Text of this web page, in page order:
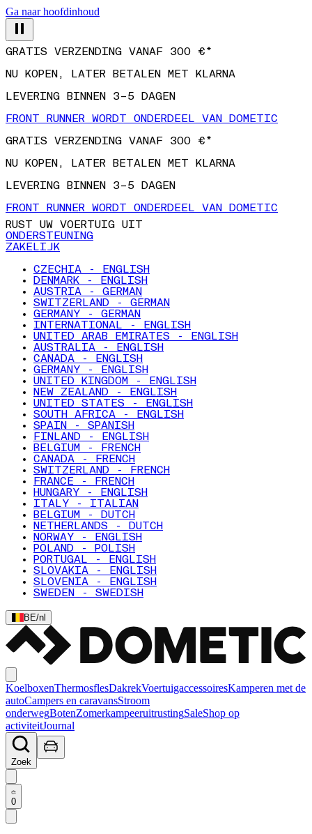
Ga naar hoofdinhoud
GRATIS VERZENDING VANAF 300 €*
NU KOPEN, LATER BETALEN MET KLARNA
LEVERING BINNEN 3–5 DAGEN
FRONT RUNNER WORDT ONDERDEEL VAN DOMETIC
GRATIS VERZENDING VANAF 300 €*
NU KOPEN, LATER BETALEN MET KLARNA
LEVERING BINNEN 3–5 DAGEN
FRONT RUNNER WORDT ONDERDEEL VAN DOMETIC
RUST UW VOERTUIG UIT
ONDERSTEUNING
ZAKELIJK
CZECHIA - ENGLISH
DENMARK - ENGLISH
AUSTRIA - GERMAN
SWITZERLAND - GERMAN
GERMANY - GERMAN
INTERNATIONAL - ENGLISH
UNITED ARAB EMIRATES - ENGLISH
AUSTRALIA - ENGLISH
CANADA - ENGLISH
GERMANY - ENGLISH
UNITED KINGDOM - ENGLISH
NEW ZEALAND - ENGLISH
UNITED STATES - ENGLISH
SOUTH AFRICA - ENGLISH
SPAIN - SPANISH
FINLAND - ENGLISH
BELGIUM - FRENCH
CANADA - FRENCH
SWITZERLAND - FRENCH
FRANCE - FRENCH
HUNGARY - ENGLISH
ITALY - ITALIAN
BELGIUM - DUTCH
NETHERLANDS - DUTCH
NORWAY - ENGLISH
POLAND - POLISH
PORTUGAL - ENGLISH
SLOVAKIA - ENGLISH
SLOVENIA - ENGLISH
SWEDEN - SWEDISH
BE/nl
KoelboxenThermosflesDakrekVoertuigaccessoiresKamperen met de
autoCampers en caravansStroom
onderwegBotenZomerkampeeruitrustingSaleShop op
activiteitJournal
Zoek
0